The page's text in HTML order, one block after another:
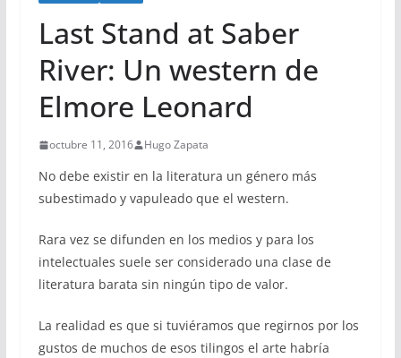
Last Stand at Saber
River: Un western de
Elmore Leonard
octubre 11, 2016 Hugo Zapata
No debe existir en la literatura un género más
subestimado y vapuleado que el western.
Rara vez se difunden en los medios y para los
intelectuales suele ser considerado una clase de
literatura barata sin ningún tipo de valor.
La realidad es que si tuviéramos que regirnos por los
gustos de muchos de esos tilingos el arte habría